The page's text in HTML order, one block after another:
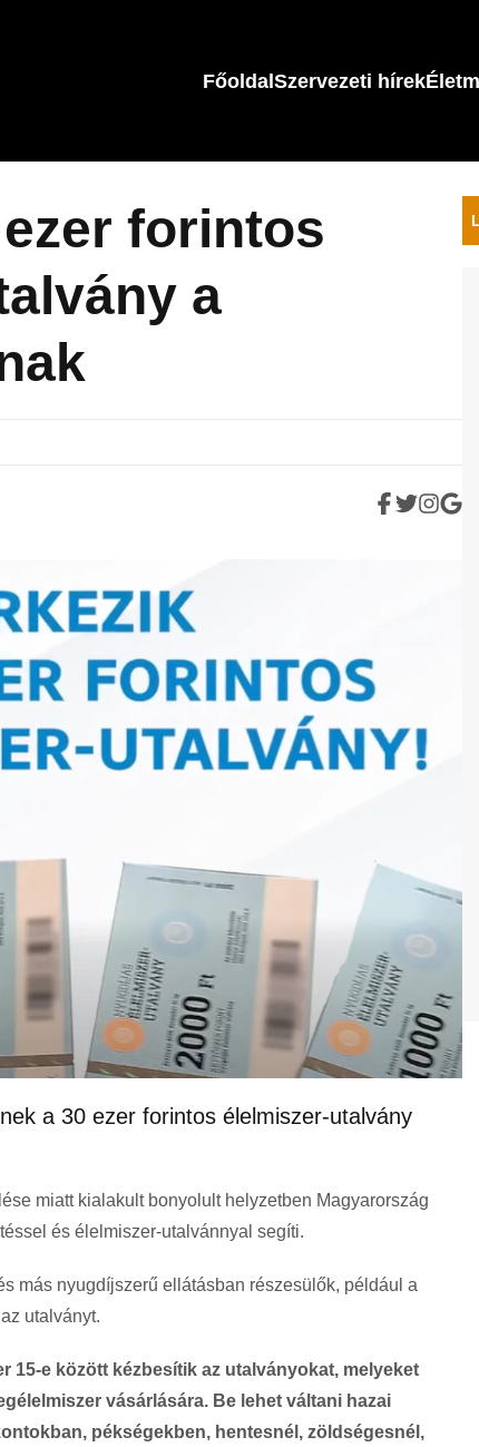
FőoldalSzervezeti hírek
forintos
a
a 30 ezer forintos élelmiszer-utalvány
miatt kialakult bonyolult helyzetben Magyarország
és élelmiszer-utalvánnyal segíti.
más nyugdíjszerű ellátásban részesülők, például a
utalványt.
15-e között kézbesítik az utalványokat, melyeket
vásárlására. Be lehet váltani hazai
pékségekben, hentesnél, zöldségesnél,